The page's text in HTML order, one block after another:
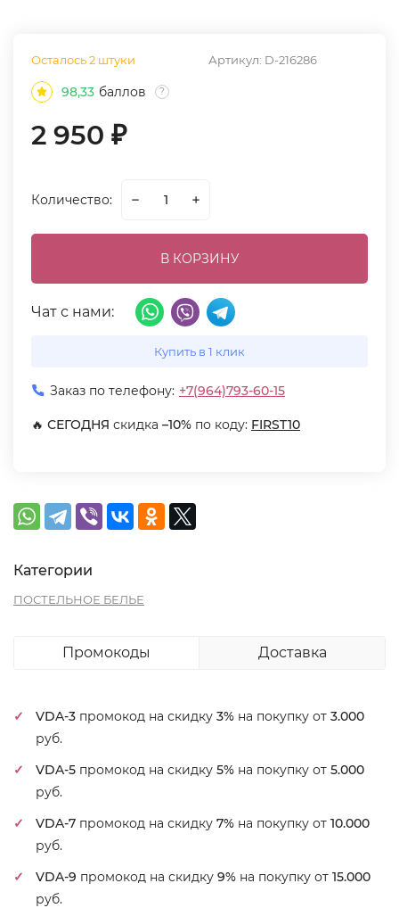
Артикул: D-216286
Осталось 2 штуки
98,33 баллов ?
2 950 ₽
Количество:
В КОРЗИНУ
Чат с нами:
Купить в 1 клик
Заказ по телефону: +7(964)793-60-15
🔥 СЕГОДНЯ скидка –10% по коду: FIRST10
Категории
ПОСТЕЛЬНОЕ БЕЛЬЕ
Промокоды Доставка
VDA-3 промокод на скидку 3% на покупку от 3.000
руб.
VDA-5 промокод на скидку 5% на покупку от 5.000
руб.
VDA-7 промокод на скидку 7% на покупку от 10.000
руб.
VDA-9 промокод на скидку 9% на покупку от 15.000
руб.